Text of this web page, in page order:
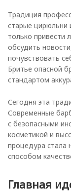
Традиция
старые цирюльни
только привести
обсудить
почувствовать
Бритье опасной
стандартом
Сегодня эта
Современные
с безопасными
косметикой и
процедура стала
способом
Главная